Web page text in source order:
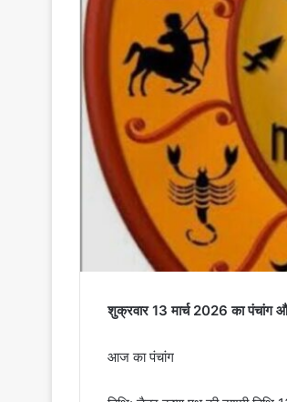
शुक्रवार 13 मार्च 2026 का पंचांग
आज का पंचांग